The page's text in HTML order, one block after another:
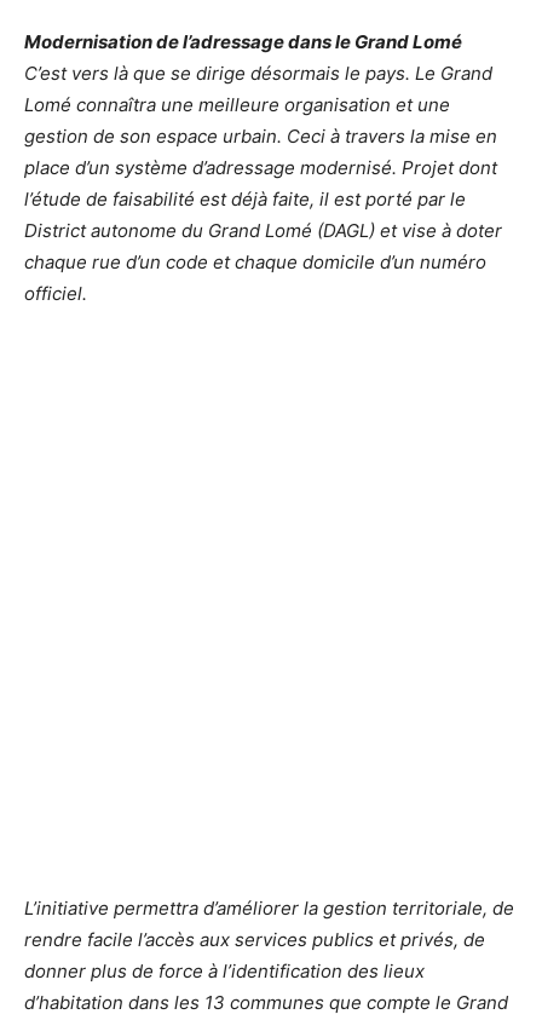
Modernisation de l’adressage dans le Grand Lomé
C’est vers là que se dirige désormais le pays. Le Grand
Lomé connaîtra une meilleure organisation et une
gestion de son espace urbain. Ceci à travers la mise en
place d’un système d’adressage modernisé. Projet dont
l’étude de faisabilité est déjà faite, il est porté par le
District autonome du Grand Lomé (DAGL) et vise à doter
chaque rue d’un code et chaque domicile d’un numéro
officiel.
L’initiative permettra d’améliorer la gestion territoriale, de
rendre facile l’accès aux services publics et privés, de
donner plus de force à l’identification des lieux
d’habitation dans les 13 communes que compte le Grand